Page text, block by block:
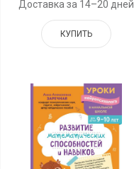
Доставка за 14–20 дней
КУПИТЬ